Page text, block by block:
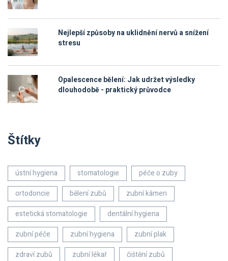
Nejlepší způsoby na uklidnění nervů a snížení
stresu
Opalescence bělení: Jak udržet výsledky
dlouhodobě - praktický průvodce
Štítky
ústní hygiena stomatologie
péče o zuby
ortodoncie
bělení zubů
zubní kámen
estetická stomatologie
dentální hygiena
zubní péče
zubní hygiena
zubní plak
zdraví zubů
zubní lékař
čištění zubů